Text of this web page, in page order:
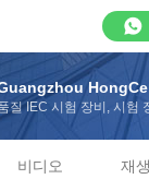
질 IEC 시험 장비, 시험
비디오 재